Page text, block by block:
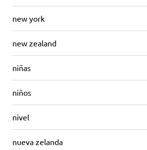
new york
new zealand
niñas
niños
nivel
nueva zelanda